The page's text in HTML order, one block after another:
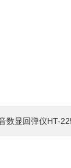
数显回弹仪HT-